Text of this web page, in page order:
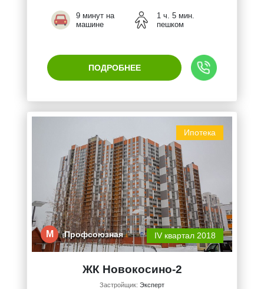
9 минут на
машине
1 ч. 5 мин.
пешком
ПОДРОБНЕЕ
Ипотека
М Профсоюзная IV квартал 2018
ЖК Новокосино-2
Застройщик: Эксперт